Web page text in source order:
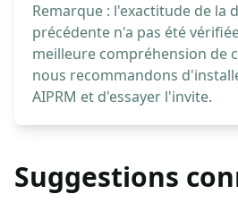
Remarque : l'exactitude de la
précédente n'a pas été
meilleure compréhension de
nous recommandons
AIPRM et d'essayer l'invite.
Suggestions